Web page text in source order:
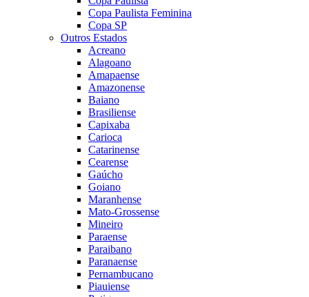
Copa Paulista Feminina
Copa SP
Outros Estados
Acreano
Alagoano
Amapaense
Amazonense
Baiano
Brasiliense
Capixaba
Carioca
Catarinense
Cearense
Gaúcho
Goiano
Maranhense
Mato-Grossense
Mineiro
Paraense
Paraibano
Paranaense
Pernambucano
Piauiense